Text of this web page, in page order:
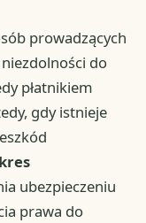
prowadzących
do
płatnikiem
gdy istnieje
ubezpieczeniu
prawa do